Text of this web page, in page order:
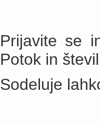
Prijavite se
Potok in
Sodeluje